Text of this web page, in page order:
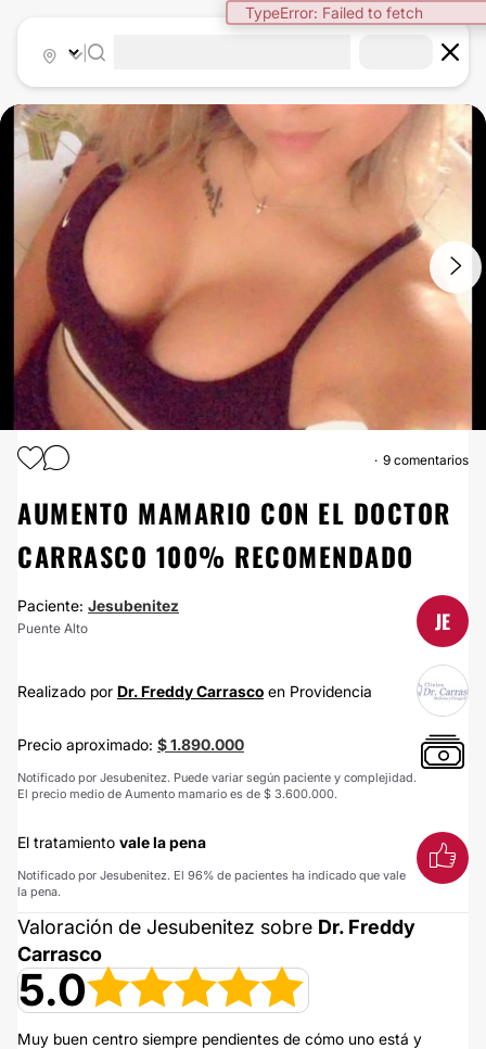
TypeError: Failed to fetch
AUMENTO MAMARIO
9 comentarios
AUMENTO MAMARIO CON EL DOCTOR
CARRASCO 100% RECOMENDADO
Paciente: Jesubenitez
Puente Alto JE
Realizado por Dr. Freddy Carrasco en Providencia
Precio aproximado: $ 1.890.000
Notificado por Jesubenitez. Puede variar según paciente y complejidad.
El precio medio de Aumento mamario es de $ 3.600.000.
El tratamiento vale la pena
Notificado por Jesubenitez. El 96% de pacientes ha indicado que vale
la pena.
Valoración de Jesubenitez sobre Dr. Freddy
Carrasco
5.0
Muy buen centro siempre pendientes de cómo uno está y